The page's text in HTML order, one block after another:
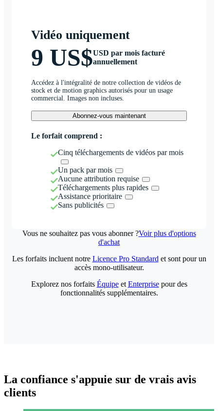
Vidéo uniquement
9 US$USD par mois facturé
annuellement
Accédez à l'intégralité de notre collection de vidéos de
stock et de motion graphics autorisés pour un usage
commercial. Images non incluses.
Abonnez-vous maintenant
Le forfait comprend :
Cinq téléchargements de vidéos par mois
Un pack par mois
Aucune attribution requise
Téléchargements plus rapides
Assistance prioritaire
Sans publicités
Vous ne souhaitez pas vous abonner ?Voir plus d'options
d'achat
Les forfaits incluent notre Licence Pro Standard et sont pour un
accès mono-utilisateur.
Explorez nos forfaits Équipeet Enterprisepour des
fonctionnalités supplémentaires.
La confiance s'appuie sur de vrais avis
clients